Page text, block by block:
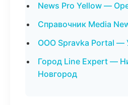
News Pro Yellow —
Справочник Media
ООО Spravka Portal —
Город Line Expert —
Новгород